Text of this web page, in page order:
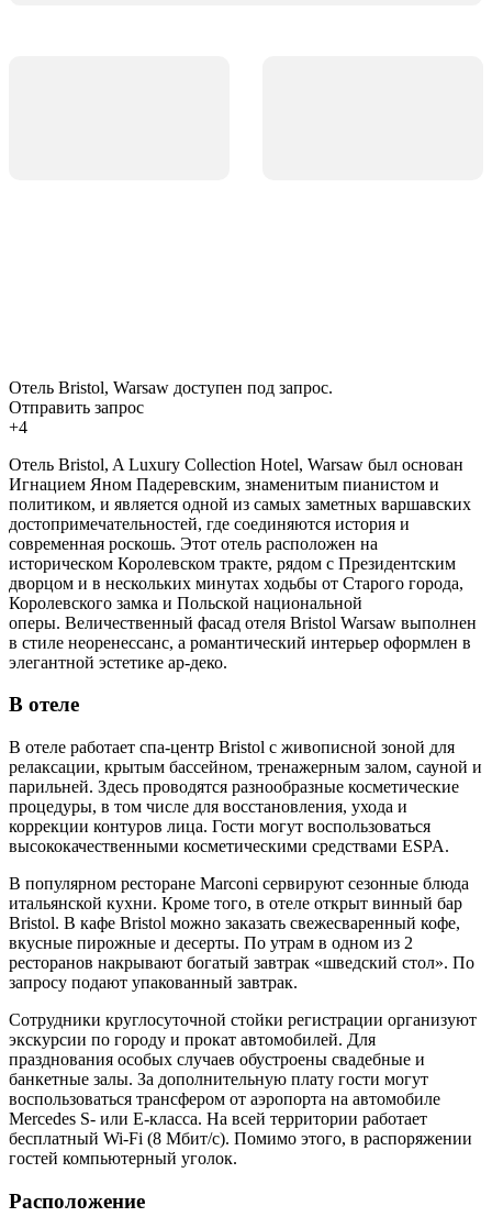
Отель Bristol, Warsaw доступен под запрос.
Отправить запрос
+4
Отель Bristol, A Luxury Collection Hotel, Warsaw был основан
Игнацием Яном Падеревским, знаменитым пианистом и
политиком, и является одной из самых заметных варшавских
достопримечательностей, где соединяются история и
современная роскошь. Этот отель расположен на
историческом Королевском тракте, рядом с Президентским
дворцом и в нескольких минутах ходьбы от Старого города,
Королевского замка и Польской национальной
оперы. Величественный фасад отеля Bristol Warsaw выполнен
в стиле неоренессанс, а романтический интерьер оформлен в
элегантной эстетике ар-деко.
В отеле
В отеле работает спа-центр Bristol с живописной зоной для
релаксации, крытым бассейном, тренажерным залом, сауной и
парильней. Здесь проводятся разнообразные косметические
процедуры, в том числе для восстановления, ухода и
коррекции контуров лица. Гости могут воспользоваться
высококачественными косметическими средствами ESPA.
В популярном ресторане Marconi сервируют сезонные блюда
итальянской кухни. Кроме того, в отеле открыт винный бар
Bristol. В кафе Bristol можно заказать свежесваренный кофе,
вкусные пирожные и десерты. По утрам в одном из 2
ресторанов накрывают богатый завтрак «шведский стол». По
запросу подают упакованный завтрак.
Сотрудники круглосуточной стойки регистрации организуют
экскурсии по городу и прокат автомобилей. Для
празднования особых случаев обустроены свадебные и
банкетные залы. За дополнительную плату гости могут
воспользоваться трансфером от аэропорта на автомобиле
Mercedes S- или E-класса. На всей территории работает
бесплатный Wi-Fi (8 Мбит/с). Помимо этого, в распоряжении
гостей компьютерный уголок.
Расположение